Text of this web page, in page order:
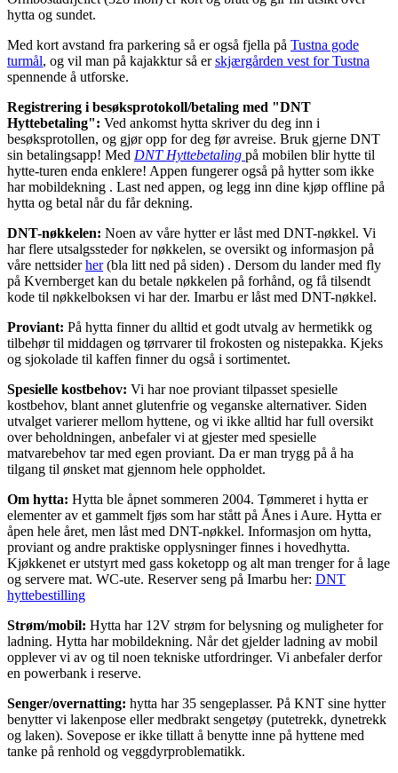
hytta og sundet.
Med kort avstand fra parkering så er også fjella på Tustna gode
turmål, og vil man på kajakktur så erskjærgården vest for Tustna
spennende å utforske.
Registrering i besøksprotokoll/betaling med "DNT
Hyttebetaling": Ved ankomst hytta skriver du deg inn i
besøksprotollen, og gjør opp for deg før avreise. Bruk gjerne DNT
sin betalingsapp! Med DNT Hyttebetaling på mobilen blir hytte til
hytte-turen enda enklere! Appen fungerer også på hytter som ikke
har mobildekning . Last ned appen, og legg inn dine kjøp offline på
hytta og betal når du får dekning.
DNT-nøkkelen: Noen av våre hytter er låst med DNT-nøkkel. Vi
har flere utsalgssteder for nøkkelen, se oversikt og informasjon på
våre nettsiderher(bla litt ned på siden) . Dersom du lander med fly
på Kvernberget kan du betale nøkkelen på forhånd, og få tilsendt
kode til nøkkelboksen vi har der. Imarbu er låst med DNT-nøkkel.
Proviant: På hytta finner du alltid et godt utvalg av hermetikk og
tilbehør til middagen og tørrvarer til frokosten og nistepakka. Kjeks
og sjokolade til kaffen finner du også i sortimentet.
Spesielle kostbehov: Vi har noe proviant tilpasset spesielle
kostbehov, blant annet glutenfrie og veganske alternativer. Siden
utvalget varierer mellom hyttene, og vi ikke alltid har full oversikt
over beholdningen, anbefaler vi at gjester med spesielle
matvarebehov tar med egen proviant. Da er man trygg på å ha
tilgang til ønsket mat gjennom hele oppholdet.
Om hytta: Hytta ble åpnet sommeren 2004. Tømmeret i hytta er
elementer av et gammelt fjøs som har stått på Ånes i Aure. Hytta er
åpen hele året, men låst med DNT-nøkkel. Informasjon om hytta,
proviant og andre praktiske opplysninger finnes i hovedhytta.
Kjøkkenet er utstyrt med gass koketopp og alt man trenger for å lage
og servere mat. WC-ute. Reserver seng på Imarbu her: DNT
hyttebestilling
Strøm/mobil: Hytta har 12V strøm for belysning og muligheter for
ladning. Hytta har mobildekning. Når det gjelder ladning av mobil
opplever vi av og til noen tekniske utfordringer. Vi anbefaler derfor
en powerbank i reserve.
Senger/overnatting: hytta har 35 sengeplasser. På KNT sine hytter
benytter vi lakenpose eller medbrakt sengetøy (putetrekk, dynetrekk
og laken). Sovepose er ikke tillatt å benytte inne på hyttene med
tanke på renhold og veggdyrproblematikk.